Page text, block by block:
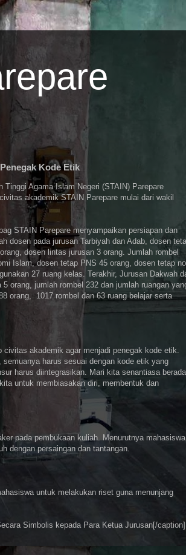
Kode Etik
Agama Islam Negeri (STAIN) Parepare
akademik STAIN Parepare mulai dari wakil
STAIN Parepare menyampaikan persiapan dan
dosen pada jurusan Tarbiyah dan Adab, dosen
dosen lintas jurusan 3 orang. Jumlah rombel
Islam, dosen tetap PNS 45 orang, dosen tetap
27 ruang kelas. Terakhir, Jurusan Dakwah
orang, jumlah rombel 232 dan jumlah ruangan
orang, 1017 rombel dan 63 ruang belajar serta
civitas akademik agar menjadi penegak kode etik.
harus sesuai dengan kode etik yang
harus diintegrasikan. Mari kita senantiasa berada
untuk membiasakan diri, membentuk dan
pada pembukaan kuliah. Menurutnya mahasiswa
dengan persaingan dan tantangan.
untuk melakukan riset guna menunjang
Simbolis kepada Para Ketua Jurusan[/caption]